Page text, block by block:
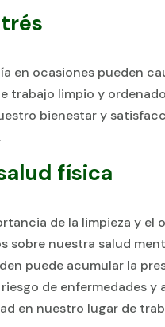
en ocasiones pueden
trabajo limpio y
bienestar y
física
de la limpieza y
sobre nuestra salud
puede acumular la
de enfermedades
en nuestro lugar de